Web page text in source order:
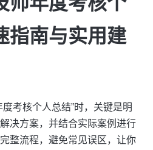
指南与实用建
考核个人总结”时，关键是明
决方案，并结合实际案例进行
整流程，避免常见误区，让你